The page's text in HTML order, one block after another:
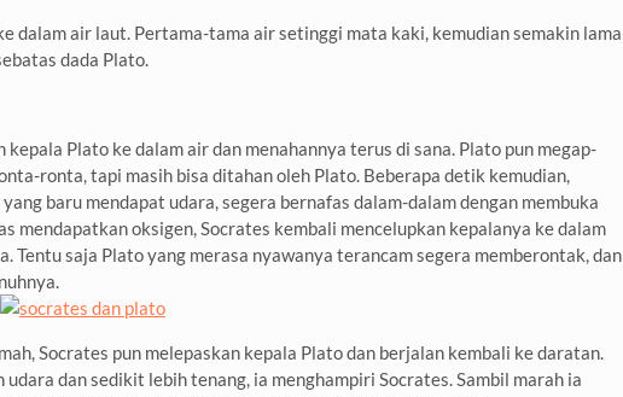
dalam air laut. Pertama-tama air setinggi mata kaki, kemudian semakin lama
dada Plato.
Plato ke dalam air dan menahannya terus di sana. Plato pun megap-
ronta, tapi masih bisa ditahan oleh Plato. Beberapa detik kemudian,
baru mendapat udara, segera bernafas dalam-dalam dengan membuka
mendapatkan oksigen, Socrates kembali mencelupkan kepalanya ke dalam
Tentu saja Plato yang merasa nyawanya terancam segera memberontak, dan
Socrates pun melepaskan kepala Plato dan berjalan kembali ke daratan.
dan sedikit lebih tenang, ia menghampiri Socrates. Sambil marah ia